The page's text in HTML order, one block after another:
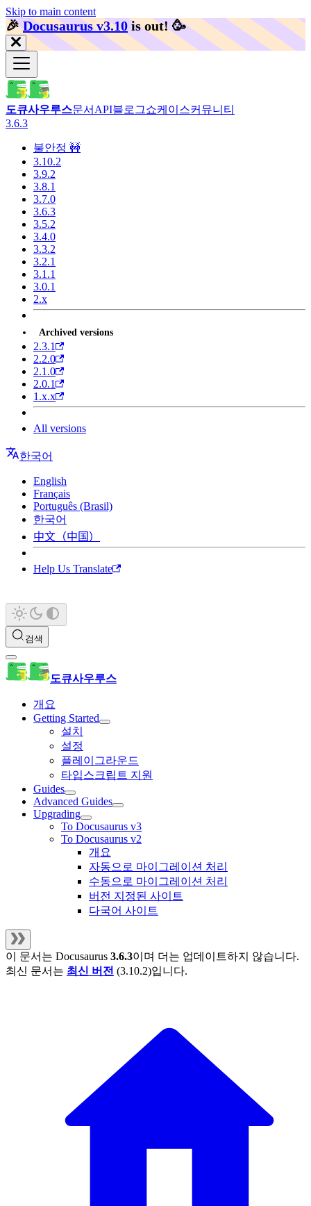
Skip to main content
🎉️Docusaurus v3.10 is out! 🥳️
도큐사우루스문서 API블로그쇼케이스커뮤니티
3.6.3
불안정 🚧
3.10.2
3.9.2
3.8.1
3.7.0
3.6.3
3.5.2
3.4.0
3.3.2
3.2.1
3.1.1
3.0.1
2.x
Archived versions
2.3.1
2.2.0
2.1.0
2.0.1
1.x.x
All versions
한국어
English
Français
Português (Brasil)
한국어
中文（中国）
Help Us Translate
검색
도큐사우루스
개요
Getting Started
설치
설정
플레이그라운드
타입스크립트 지원
Guides
Advanced Guides
Upgrading
To Docusaurus v3
To Docusaurus v2
개요
자동으로 마이그레이션 처리
수동으로 마이그레이션 처리
버전 지정된 사이트
다국어 사이트
이 문서는 Docusaurus 3.6.3이며 더는 업데이트하지 않습니다.
최신 문서는 최신 버전 (3.10.2)입니다.